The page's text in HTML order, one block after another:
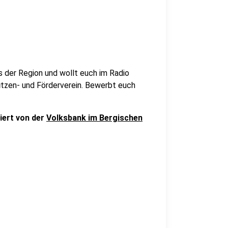
der Region und wollt euch im Radio
und Förderverein. Bewerbt euch
von der Volksbank im Bergischen